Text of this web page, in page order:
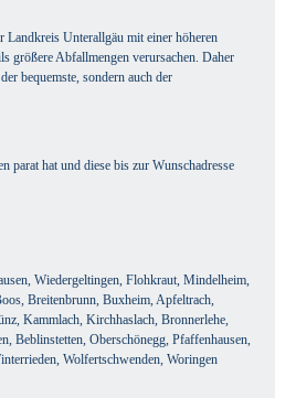
Landkreis Unterallgäu mit einer höheren
größere Abfallmengen verursachen. Daher
bequemste, sondern auch der
parat hat und diese bis zur Wunschadresse
Wiedergeltingen, Flohkraut, Mindelheim,
Breitenbrunn, Buxheim, Apfeltrach,
Kammlach, Kirchhaslach, Bronnerlehe,
Beblinstetten, Oberschönegg, Pfaffenhausen,
Wolfertschwenden, Woringen